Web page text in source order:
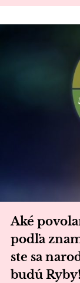
Aké
podľa
ste sa
budú Ryby!